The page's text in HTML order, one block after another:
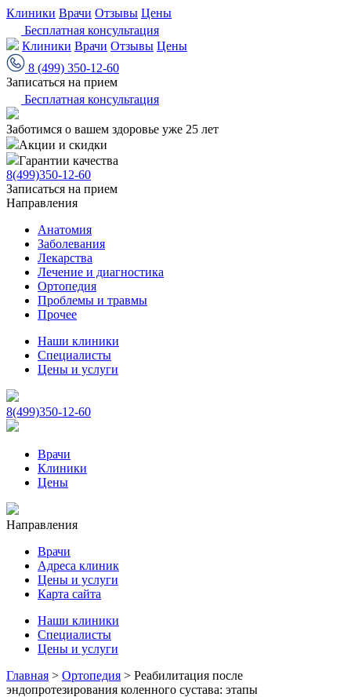
Клиники Врачи Отзывы Цены
Бесплатная консультация
Клиники Врачи Отзывы Цены
8 (499) 350-12-60
Записаться на прием
Бесплатная консультация
Заботимся о вашем здоровье уже 25 лет
Акции и скидки
Гарантии качества
8(499)350-12-60
Записаться на прием
Направления
Анатомия
Заболевания
Лекарства
Лечение и диагностика
Ортопедия
Проблемы и травмы
Прочее
Наши клиники
Специалисты
Цены и услуги
8(499)350-12-60
Врачи
Клиники
Цены
Направления
Врачи
Адреса клиник
Цены и услуги
Карта сайта
Наши клиники
Специалисты
Цены и услуги
Главная > Ортопедия > Реабилитация после
эндопротезирования коленного сустава: этапы